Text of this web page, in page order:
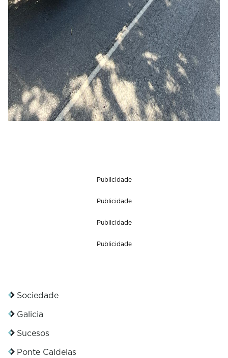
Publicidade
Publicidade
Publicidade
Publicidade
Sociedade
Galicia
Sucesos
Ponte Caldelas